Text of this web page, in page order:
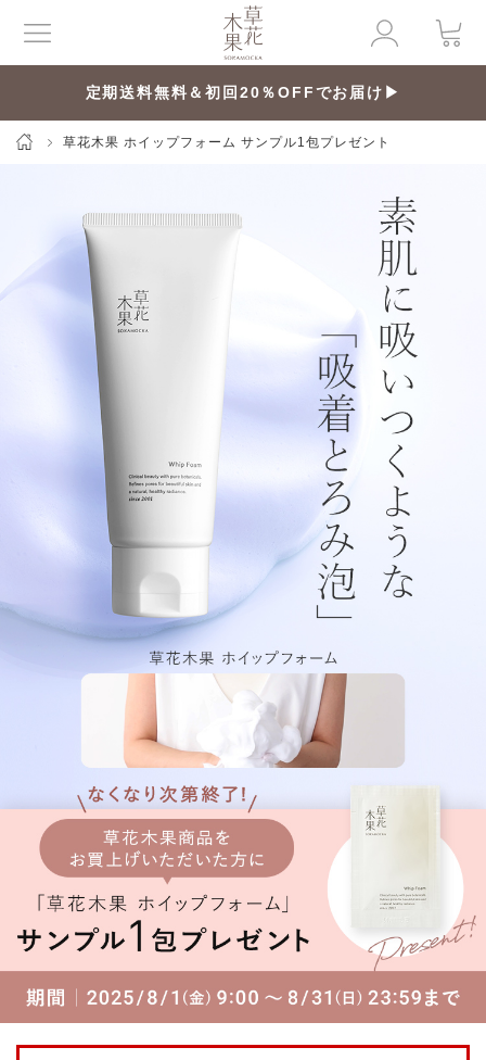
定期送料無料＆初回20％OFFでお届け▶
草花木果 ホイップフォーム サンプル1包プレゼント